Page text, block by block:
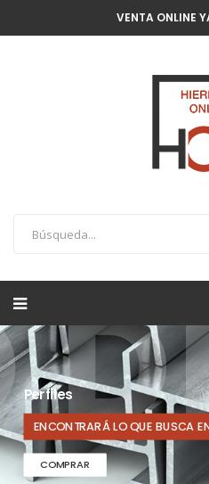
VENTA ONLINE
Perfiles
ENCONTRARÁ LO QUE BUSCA
COMPRAR